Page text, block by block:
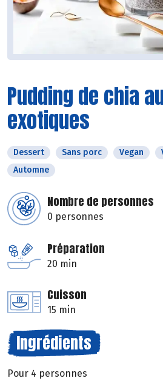
Pudding de chia
exotiques
Dessert Sans porc Vegan
Automne
Nombre de personnes
0 personnes
Préparation
20 min
Cuisson
15 min
Ingrédients
Pour 4 personnes